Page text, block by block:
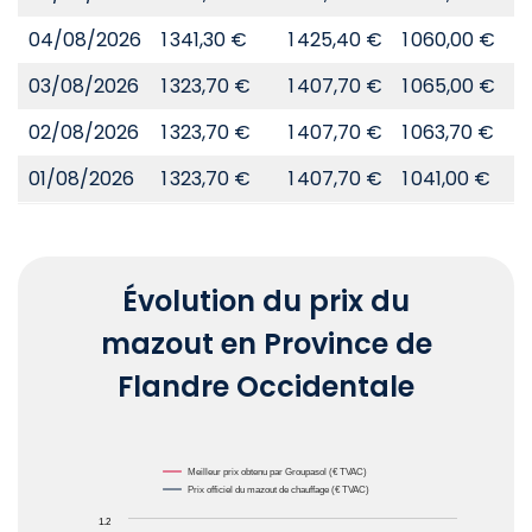
04/08/2026
1 341,30 € 1 425,40 € 1 060,00 €
03/08/2026
1 323,70 € 1 407,70 € 1 065,00 €
02/08/2026
1 323,70 € 1 407,70 € 1 063,70 €
01/08/2026
1 323,70 € 1 407,70 € 1 041,00 €
Évolution du prix du
mazout en Province de
Flandre Occidentale
Meilleur prix obtenu par Groupasol (€ TVAC)
Prix officiel du mazout de chauffage (€ TVAC)
1.2